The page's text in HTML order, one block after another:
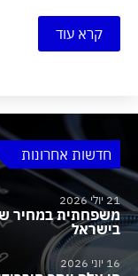
קרא עוד
חדשות אחרונות
21 יולי 2026
בישראל
16 יוני 2026